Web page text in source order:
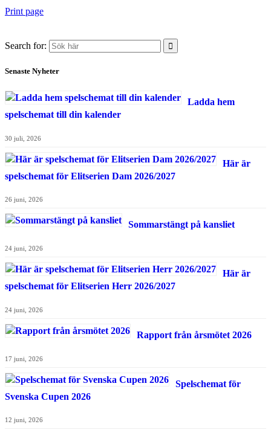
Print page
Search for:
Senaste Nyheter
Ladda hem
spelschemat till din kalender
30 juli, 2026
Här är
spelschemat för Elitserien Dam 2026/2027
26 juni, 2026
Sommarstängt på kansliet
24 juni, 2026
Här är
spelschemat för Elitserien Herr 2026/2027
24 juni, 2026
Rapport från årsmötet 2026
17 juni, 2026
Spelschemat för
Svenska Cupen 2026
12 juni, 2026